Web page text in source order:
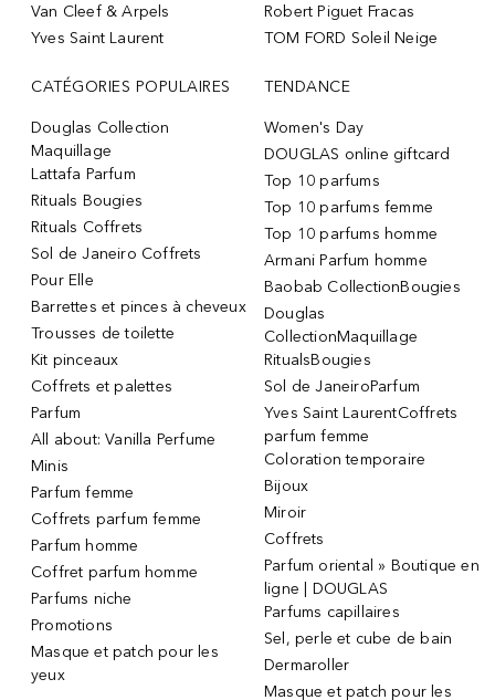
Van Cleef & Arpels
Yves Saint Laurent
Robert Piguet Fracas
TOM FORD Soleil Neige
CATÉGORIES POPULAIRES
Douglas Collection
Maquillage
Lattafa Parfum
Rituals Bougies
Rituals Coffrets
Sol de Janeiro Coffrets
Pour Elle
Barrettes et pinces à cheveux
Trousses de toilette
Kit pinceaux
Coffrets et palettes
Parfum
All about: Vanilla Perfume
Minis
Parfum femme
Coffrets parfum femme
Parfum homme
Coffret parfum homme
Parfums niche
Promotions
Masque et patch pour les
yeux
TENDANCE
Women's Day
DOUGLAS online giftcard
Top 10 parfums
Top 10 parfums femme
Top 10 parfums homme
Armani Parfum homme
Baobab CollectionBougies
Douglas
CollectionMaquillage
RitualsBougies
Sol de JaneiroParfum
Yves Saint LaurentCoffrets
parfum femme
Coloration temporaire
Bijoux
Miroir
Coffrets
Parfum oriental » Boutique en
ligne | DOUGLAS
Parfums capillaires
Sel, perle et cube de bain
Dermaroller
Masque et patch pour les